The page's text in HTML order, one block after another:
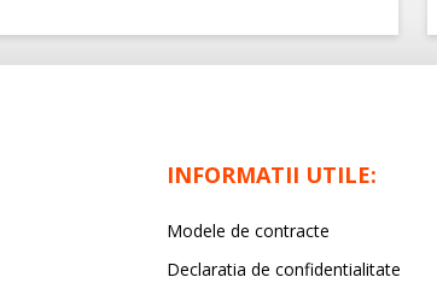
INFORMATII UTILE:
Modele de contracte
Declaratia de confidentialitate